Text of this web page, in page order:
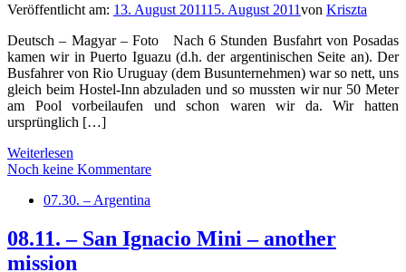
Veröffentlicht am: 13. August 201115. August 2011von Kriszta
Deutsch – Magyar – Foto Nach 6 Stunden Busfahrt von Posadas
kamen wir in Puerto Iguazu (d.h. der argentinischen Seite an). Der
Busfahrer von Rio Uruguay (dem Busunternehmen) war so nett, uns
gleich beim Hostel-Inn abzuladen und so mussten wir nur 50 Meter
am Pool vorbeilaufen und schon waren wir da. Wir hatten
ursprünglich […]
Weiterlesen
Noch keine Kommentare
07.30. – Argentina
08.11. – San Ignacio Mini – another
mission